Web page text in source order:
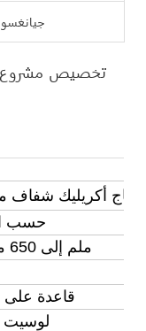
تخصيص مشروع
أكريليك
حسب
20 ملم إلى 650 ملم
قاعدة على
لوسيت